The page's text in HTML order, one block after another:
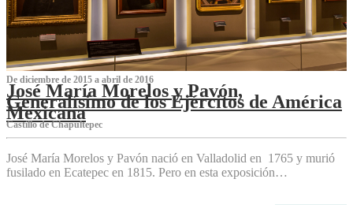
De diciembre de 2015 a abril de 2016
José María Morelos y Pavón,
Generalísimo de los Ejércitos de América
Mexicana
C‌astillo de Chapultepec
José María Morelos y Pavón nació en Valladolid en 1765 y murió
fusilado en Ecatepec en 1815. Pero en esta exposición…